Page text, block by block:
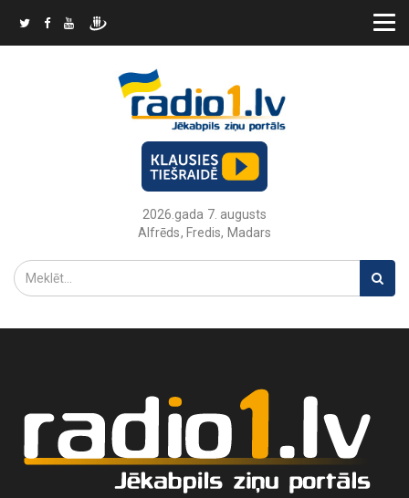
2026.gada 7. augusts
Alfrēds, Fredis, Madars